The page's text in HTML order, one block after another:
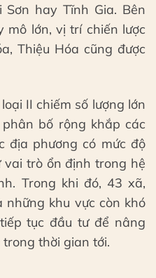
Sơn hay Tĩnh Gia. Bên
mô lớn, vị trí chiến lược
Thiệu Hóa cũng được
II chiếm số lượng lớn
bố rộng khắp các
địa phương có mức độ
trò ổn định trong hệ
Trong khi đó, 43 xã,
những khu vực còn khó
tục đầu tư để nâng
thời gian tới.